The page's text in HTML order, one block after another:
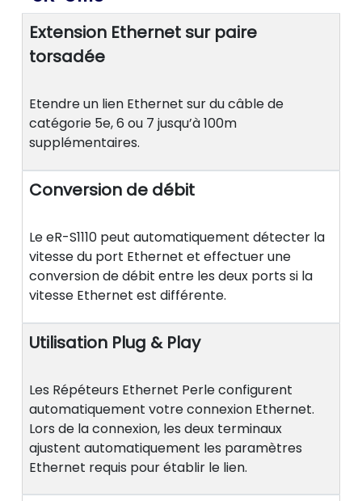
Extension Ethernet sur paire
torsadée
Etendre un lien Ethernet sur du câble de
catégorie 5e, 6 ou 7 jusqu’à 100m
supplémentaires.
Conversion de débit
Le eR-S1110 peut automatiquement détecter la
vitesse du port Ethernet et effectuer une
conversion de débit entre les deux ports si la
vitesse Ethernet est différente.
Utilisation Plug & Play
Les Répéteurs Ethernet Perle configurent
automatiquement votre connexion Ethernet.
Lors de la connexion, les deux terminaux
ajustent automatiquement les paramètres
Ethernet requis pour établir le lien.